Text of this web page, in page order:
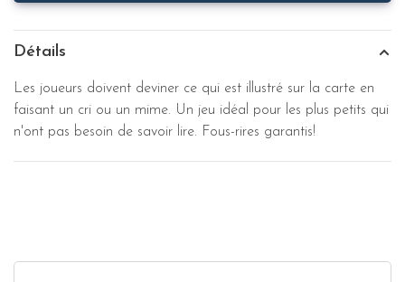
Détails
Les joueurs doivent deviner ce qui est illustré sur la carte en
faisant un cri ou un mime. Un jeu idéal pour les plus petits qui
n'ont pas besoin de savoir lire. Fous-rires garantis!